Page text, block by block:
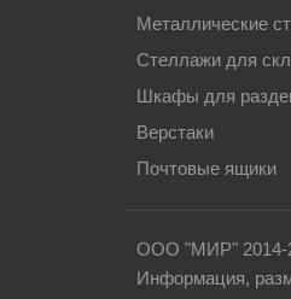
Металлические
Стеллажи для
Шкафы для
Верстаки
Почтовые ящики
ООО "МИР" 2014-
Информация,